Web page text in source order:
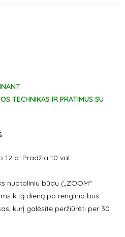
TECHNIKAS IR PRATIMUS SU
12 d. Pradžia 10 val.
nuotoliniu būdu („ZOOM“
kitą dieną po renginio bus
kurį galėsite peržiūrėti per 30